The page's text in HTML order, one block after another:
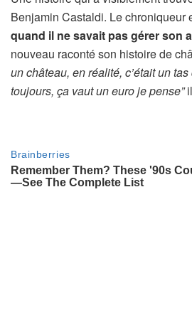
Benjamin Castaldi. Le chroniqueur
quand il ne savait pas gérer son
nouveau raconté son histoire de
un château, en réalité, c’était un
toujours, ça vaut un euro je pense”